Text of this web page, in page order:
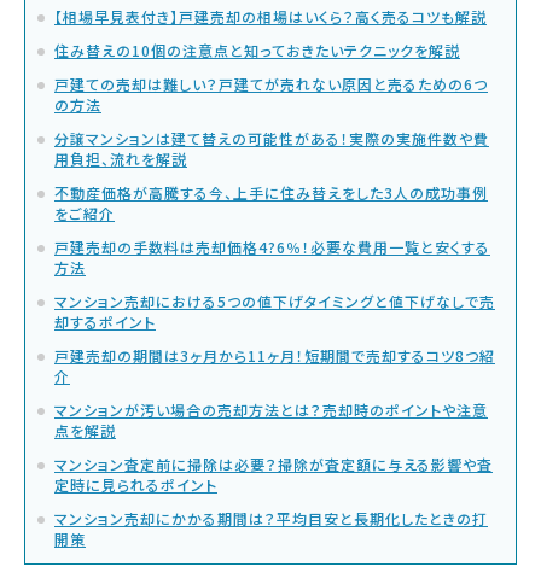
【相場早見表付き】戸建売却の相場はいくら？高く売るコツも解説
住み替えの10個の注意点と知っておきたいテクニックを解説
戸建ての売却は難しい？戸建てが売れない原因と売るための6つ
の方法
分譲マンションは建て替えの可能性がある！実際の実施件数や費
用負担、流れを解説
不動産価格が高騰する今、上手に住み替えをした3人の成功事例
をご紹介
戸建売却の手数料は売却価格4?6％！必要な費用一覧と安くする
方法
マンション売却における5つの値下げタイミングと値下げなしで売
却するポイント
戸建売却の期間は3ヶ月から11ヶ月！短期間で売却するコツ8つ紹
介
マンションが汚い場合の売却方法とは？売却時のポイントや注意
点を解説
マンション査定前に掃除は必要？掃除が査定額に与える影響や査
定時に見られるポイント
マンション売却にかかる期間は？平均目安と長期化したときの打
開策